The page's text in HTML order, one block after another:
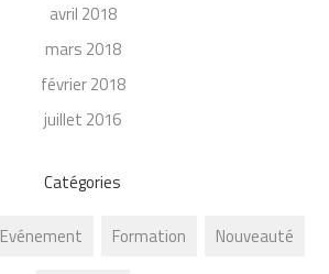
avril 2018
mars 2018
février 2018
juillet 2016
Catégories
Evénement Formation Nouveauté